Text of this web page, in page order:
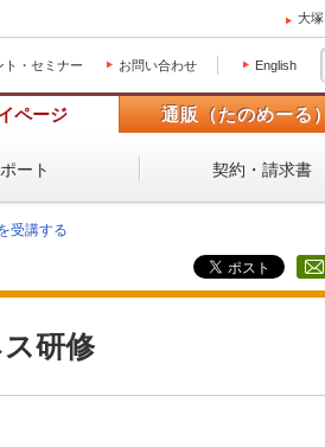
大
ト・セミナー お問い合わせ English
ページ 通販（たのめーる）
ート 契約・請求書
受講する
研修